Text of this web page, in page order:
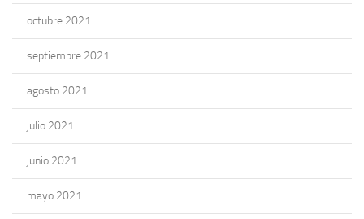
octubre 2021
septiembre 2021
agosto 2021
julio 2021
junio 2021
mayo 2021